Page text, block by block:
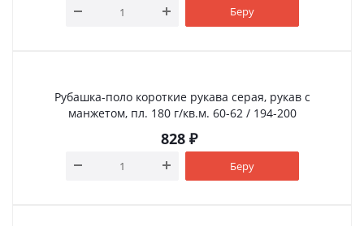
Беру
Рубашка-поло короткие рукава серая, рукав с
манжетом, пл. 180 г/кв.м. 60-62 / 194-200
828 ₽
Беру